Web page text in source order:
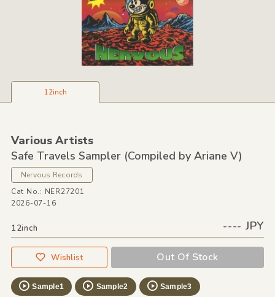
12inch
Various Artists
Safe Travels Sampler (Compiled by Ariane V)
Nervous Records
Cat No.: NER27201
2026-07-16
12inch ---- JPY
Wishlist Out Of Stock
Sample1 Sample2 Sample3